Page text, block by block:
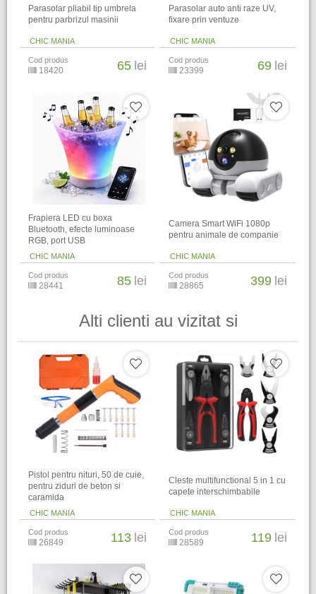
Parasolar pliabil tip umbrela
pentru parbrizul masinii
CHIC MANIA
Cod produs
18420 65 lei
Parasolar auto anti raze UV,
fixare prin ventuze
CHIC MANIA
Cod produs
23399 69 lei
Frapiera LED cu boxa
Bluetooth, efecte luminoase
RGB, port USB
CHIC MANIA
Cod produs
28441 85 lei
Camera Smart WiFi 1080p
pentru animale de companie
CHIC MANIA
Cod produs
28865 399 lei
Alti clienti au vizitat si
Pistol pentru nituri, 50 de cuie,
pentru ziduri de beton si
caramida
CHIC MANIA
Cod produs
26849 113 lei
Cleste multifunctional 5 in 1 cu
capete interschimbabile
CHIC MANIA
Cod produs
28589 119 lei